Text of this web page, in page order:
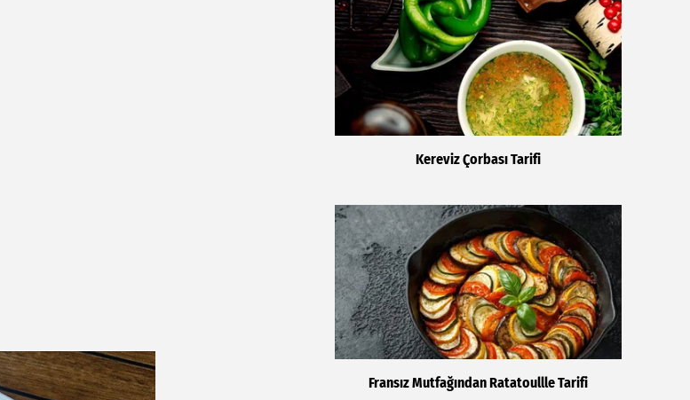
Kereviz Çorbası Tarifi
Fransız Mutfağından Ratatoullle Tarifi